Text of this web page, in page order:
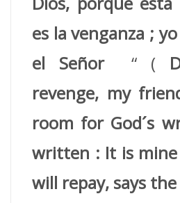
es la venganza ;
el Señor“ (
revenge, my
room for God´s
written : It is
will repay, says